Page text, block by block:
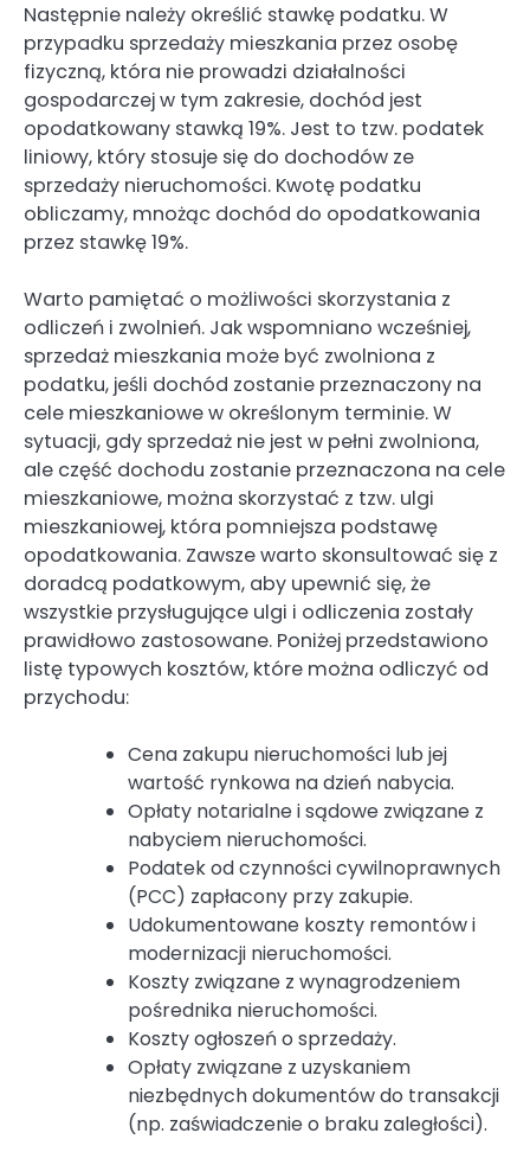
Następnie należy określić stawkę podatku. W
przypadku sprzedaży mieszkania przez osobę
fizyczną, która nie prowadzi działalności
gospodarczej w tym zakresie, dochód jest
opodatkowany stawką 19%. Jest to tzw. podatek
liniowy, który stosuje się do dochodów ze
sprzedaży nieruchomości. Kwotę podatku
obliczamy, mnożąc dochód do opodatkowania
przez stawkę 19%.
Warto pamiętać o możliwości skorzystania z
odliczeń i zwolnień. Jak wspomniano wcześniej,
sprzedaż mieszkania może być zwolniona z
podatku, jeśli dochód zostanie przeznaczony na
cele mieszkaniowe w określonym terminie. W
sytuacji, gdy sprzedaż nie jest w pełni zwolniona,
ale część dochodu zostanie przeznaczona na cele
mieszkaniowe, można skorzystać z tzw. ulgi
mieszkaniowej, która pomniejsza podstawę
opodatkowania. Zawsze warto skonsultować się z
doradcą podatkowym, aby upewnić się, że
wszystkie przysługujące ulgi i odliczenia zostały
prawidłowo zastosowane. Poniżej przedstawiono
listę typowych kosztów, które można odliczyć od
przychodu:
Cena zakupu nieruchomości lub jej
wartość rynkowa na dzień nabycia.
Opłaty notarialne i sądowe związane z
nabyciem nieruchomości.
Podatek od czynności cywilnoprawnych
(PCC) zapłacony przy zakupie.
Udokumentowane koszty remontów i
modernizacji nieruchomości.
Koszty związane z wynagrodzeniem
pośrednika nieruchomości.
Koszty ogłoszeń o sprzedaży.
Opłaty związane z uzyskaniem
niezbędnych dokumentów do transakcji
(np. zaświadczenie o braku zaległości).